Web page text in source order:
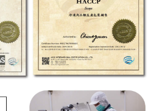
時，將依據個別帳號之用戶狀況，依本公司即
仍有額度不足之情形，本公司將視審查結果
用他人資訊註冊。若發現惡意使用之情形，
停止該用戶之使用額度並採取法律行動。